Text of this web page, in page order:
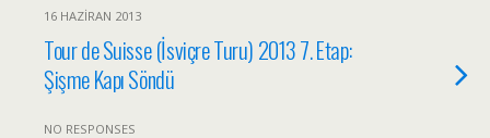
16 HAZIRAN 2013
Tour de Suisse (İsviçre Turu) 2013 7. Etap:
Şişme Kapı Söndü
NO RESPONSES